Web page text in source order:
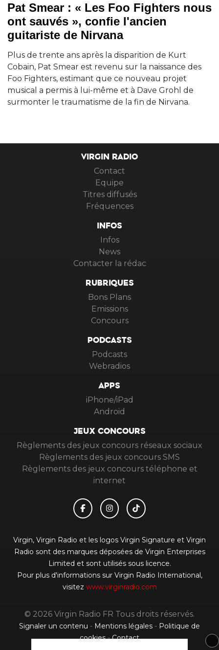
Pat Smear : « Les Foo Fighters nous
ont sauvés », confie l'ancien
guitariste de Nirvana
Plus de trente ans après la disparition de Kurt
Cobain, Pat Smear est revenu sur la naissance des
Foo Fighters, estimant que ce nouveau projet
musical a permis à lui-même et à Dave Grohl de
surmonter le traumatisme de la fin de Nirvana.
VIRGIN RADIO
Contact
Equipe
Titres diffusés
Fréquences
INFOS
Infos
News
Contacter la rédac
RUBRIQUES
Bons Plans
Emissions
Concours
PODCASTS
Podcasts
Webradios
APPS
iPhone/iPad
Android
JEUX CONCOURS
Règlements des jeux concours réseaux sociaux
Règlements des jeux concours SMS
Règlements des jeux concours téléphone et
internet
Virgin, Virgin Radio et les logos Virgin Signature et Virgin
Radio sont des marques déposées de Virgin Enterprises
Limited et sont utilisés sous licence.
Pour plus d'informations sur Virgin Radio International,
visitez www.virginradio.com
© 2026 Virgin Radio FR Tous droits réservés.
Signaler un contenu - Mentions légales - Politique de
cookies-Contact